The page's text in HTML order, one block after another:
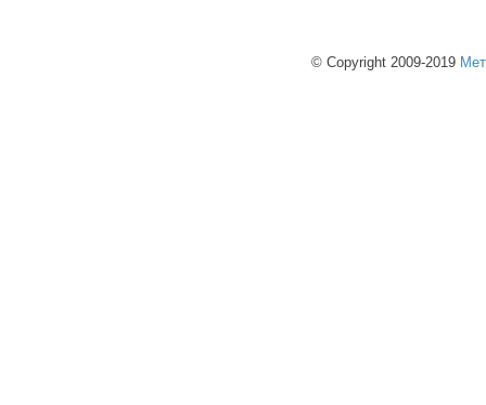
© Copyright 2009-2019